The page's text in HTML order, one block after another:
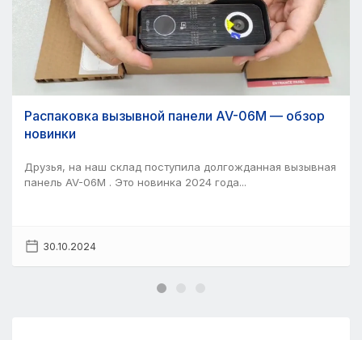
Распаковка вызывной панели AV-06M — обзор
новинки
Друзья, на наш склад поступила долгожданная вызывная
панель AV-06M . Это новинка 2024 года...
30.10.2024